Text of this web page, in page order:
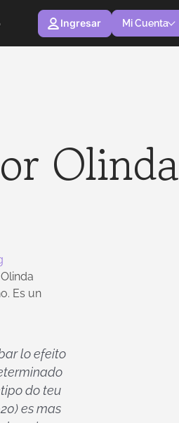
Ingresar Mi Cuenta
Olinda
Es un
lo efeito
do teu
es mas